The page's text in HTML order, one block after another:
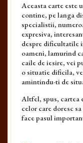
Aceasta carte este
contine, pe langa
specialistii,
expresiva,
despre dificultatile
oameni, lamurind
caile de iesire, vei
o situatie dificila,
amintindu­-ti de
Altfel, spus, cartea
celor care doresc
face pasul